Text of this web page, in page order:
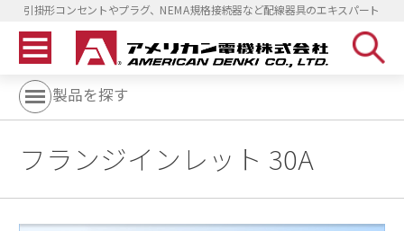
引掛形コンセントやプラグ、NEMA規格接続器など配線器具のエキスパート
製品を探す
フランジインレット 30A